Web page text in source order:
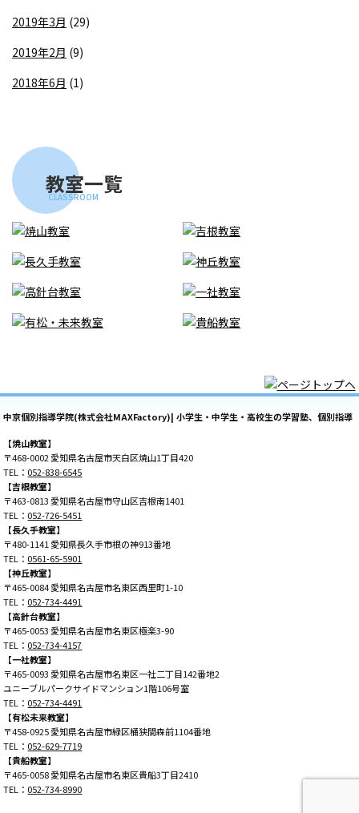
2019年3月 (29)
2019年2月 (9)
2018年6月 (1)
教室一覧
CLASSROOM
中京個別指導学院(株式会社MAXFactory)| 小学生・中学生・高校生の学習塾、個別指導
【焼山教室】
〒468-0002 愛知県名古屋市天白区焼山1丁目420
TEL： 052-838-6545
【吉根教室】
〒463-0813 愛知県名古屋市守山区吉根南1401
TEL： 052-726-5451
【長久手教室】
〒480-1141 愛知県長久手市根の神913番地
TEL： 0561-65-5901
【神丘教室】
〒465-0084 愛知県名古屋市名東区西里町1-10
TEL： 052-734-4491
【高針台教室】
〒465-0053 愛知県名古屋市名東区極楽3-90
TEL： 052-734-4157
【一社教室】
〒465-0093 愛知県名古屋市名東区一社二丁目142番地2
ユニーブルパークサイドマンション1階106号室
TEL： 052-734-4491
【有松未来教室】
〒458-0925 愛知県名古屋市緑区桶狭間森前1104番地
TEL： 052-629-7719
【貴船教室】
〒465-0058 愛知県名古屋市名東区貴船3丁目2410
TEL： 052-734-8990